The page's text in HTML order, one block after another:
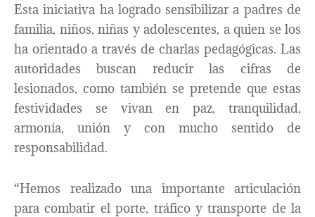
Esta iniciativa ha logrado sensibilizar a padres de
familia, niños, niñas y adolescentes, a quien se los
ha orientado a través de charlas pedagógicas. Las
autoridades buscan reducir las cifras de
lesionados, como también se pretende que estas
festividades se vivan en paz, tranquilidad,
armonía, unión y con mucho sentido de
responsabilidad.
“Hemos realizado una importante articulación
para combatir el porte, tráfico y transporte de la